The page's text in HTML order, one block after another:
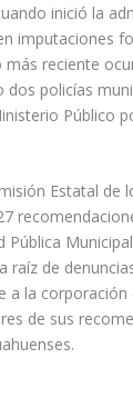
inició la
imputaciones
más reciente
dos policías
Público
Estatal de
Pública
raíz de
a la
de sus